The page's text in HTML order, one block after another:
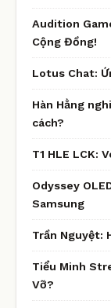
Audition
Cộng Đồng!
Lotus Chat:
Hàn Hằng
cách?
T1 HLE LCK:
Odyssey
Samsung
Trần Nguyệt:
Tiểu Minh
Vỡ?